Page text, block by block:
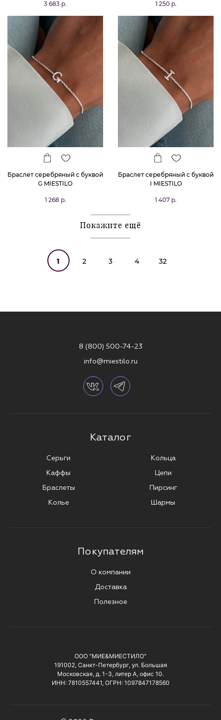
3 683 р.
1 250 р.
Браслет серебряный с буквой
G MIESTILO
1 268 р.
Браслет серебряный с буквой
I MIESTILO
1 407 р.
Покажите ещё
1 2 3 4 32
8 (800) 500-74-23
info@miestilo.ru
Каталог
Серьги
Каффы
Браслеты
Колье
Кольца
Цепи
Пирсинг
Шармы
Покупателям
О компании
Доставка
Полезное
ООО "МИЕ&МИЕСТИЛО"
191002, Санкт-Петербург, ул. Большая
Московская, д. 1-3, литер А, офис 10.
ИНН: 7810557441, ОГРН: 1097847178560